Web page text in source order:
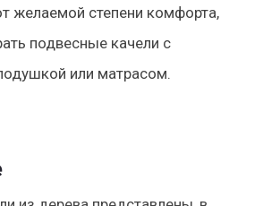
желаемой степени комфорта,
подвесные качели с
или матрасом.